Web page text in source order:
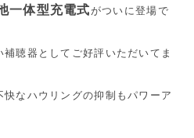
一体型充電式がついに登場で
聴器としてご好評いただいてま
なハウリングの抑制もパワーア